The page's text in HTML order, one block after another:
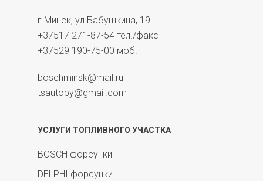
г.Минск, ул.Бабушкина, 19
+37517 271-87-54 тел./факс
+37529 190-75-00 моб.
boschminsk@mail.ru
tsautoby@gmail.com
УСЛУГИ ТОПЛИВНОГО УЧАСТКА
BOSCH форсунки
DELPHI форсунки